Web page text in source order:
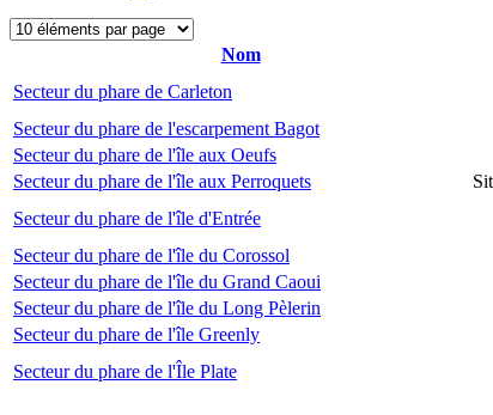
Nom
Secteur du phare de Carleton
Secteur du phare de l'escarpement Bagot
Secteur du phare de l'île aux Oeufs
Secteur du phare de l'île aux Perroquets
Secteur du phare de l'île d'Entrée
Secteur du phare de l'île du Corossol
Secteur du phare de l'île du Grand Caoui
Secteur du phare de l'île du Long Pèlerin
Secteur du phare de l'île Greenly
Secteur du phare de l'Île Plate